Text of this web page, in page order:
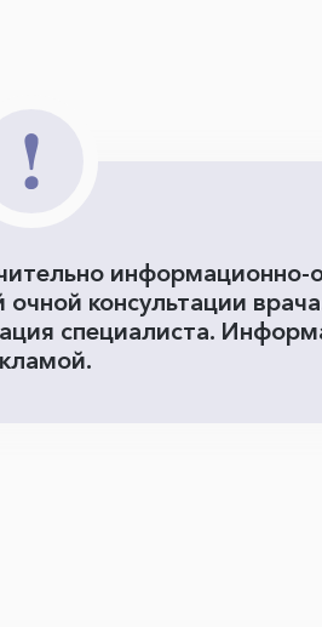
информационно-
консультации
специалиста.